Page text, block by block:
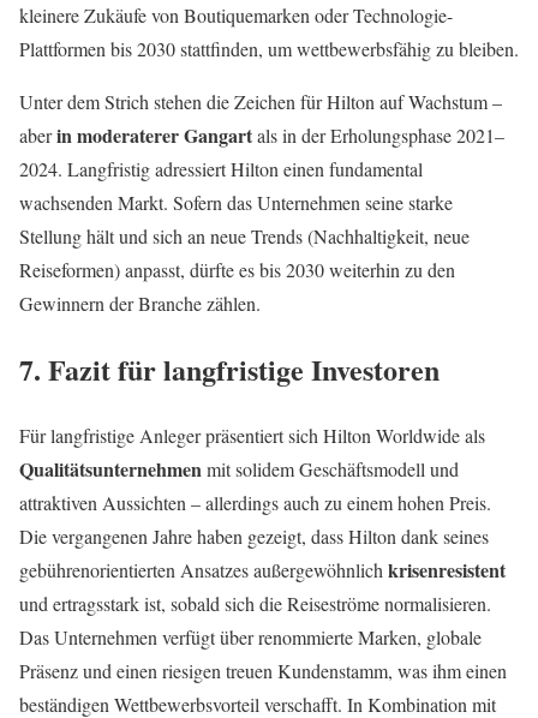
kleinere Zukäufe von Boutiquemarken oder Technologie-
Plattformen bis 2030 stattfinden, um wettbewerbsfähig zu bleiben.
Unter dem Strich stehen die Zeichen für Hilton auf Wachstum –
aberin moderaterer Gangartals in der Erholungsphase 2021–
2024. Langfristig adressiert Hilton einen fundamental
wachsenden Markt. Sofern das Unternehmen seine starke
Stellung hält und sich an neue Trends (Nachhaltigkeit, neue
Reiseformen) anpasst, dürfte es bis 2030 weiterhin zu den
Gewinnern der Branche zählen.
7. Fazit für langfristige Investoren
Für langfristige Anleger präsentiert sich Hilton Worldwide als
Qualitätsunternehmenmit solidem Geschäftsmodell und
attraktiven Aussichten – allerdings auch zu einem hohen Preis.
Die vergangenen Jahre haben gezeigt, dass Hilton dank seines
gebührenorientierten Ansatzes außergewöhnlich krisenresistent
und ertragsstark ist, sobald sich die Reiseströme normalisieren.
Das Unternehmen verfügt über renommierte Marken, globale
Präsenz und einen riesigen treuen Kundenstamm, was ihm einen
beständigen Wettbewerbsvorteil verschafft. In Kombination mit